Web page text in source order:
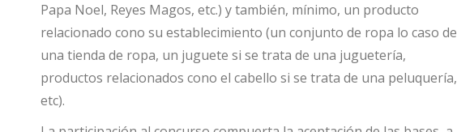
Papa Noel, Reyes Magos, etc.) y también, mínimo, un producto
relacionado cono su establecimiento (un conjunto de ropa lo caso de
una tienda de ropa, un juguete si se trata de una juguetería,
productos relacionados cono el cabello si se trata de una peluquería,
etc).